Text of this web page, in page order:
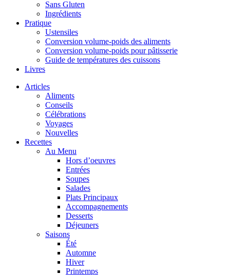
Sans Gluten
Ingrédients
Pratique
Ustensiles
Conversion volume-poids des aliments
Conversion volume-poids pour pâtisserie
Guide de températures des cuissons
Livres
Articles
Aliments
Conseils
Célébrations
Voyages
Nouvelles
Recettes
Au Menu
Hors d’oeuvres
Entrées
Soupes
Salades
Plats Principaux
Accompagnements
Desserts
Déjeuners
Saisons
Été
Automne
Hiver
Printemps